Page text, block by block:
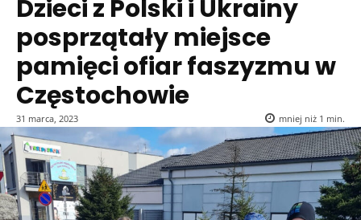
Dzieci z Polski i Ukrainy
posprzątały miejsce
pamięci ofiar faszyzmu w
Częstochowie
31 marca, 2023 mniej niż 1 min.